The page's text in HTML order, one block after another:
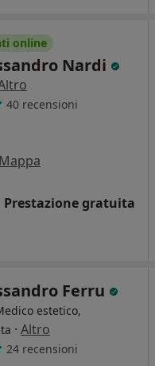
online
Nardi
40 recensioni
Mappa
Prestazione gratuita
Ferru
estetico,
· Altro
24 recensioni